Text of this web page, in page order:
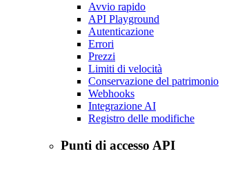
Avvio rapido
API Playground
Autenticazione
Errori
Prezzi
Limiti di velocità
Conservazione del patrimonio
Webhooks
Integrazione AI
Registro delle modifiche
Punti di accesso API